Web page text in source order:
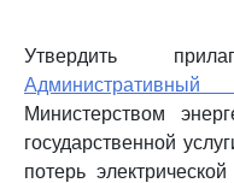
Утвердить
Административный
Министерством
государственной
потерь